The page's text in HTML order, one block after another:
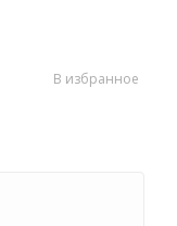
В избранное